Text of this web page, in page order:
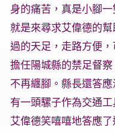
身的痛苦，真是小腳
就是來尋求艾偉德的
過的天足，走路方便
擔任陽城縣的禁足督
不再纏腳。縣長還答
有一頭騾子作為交通
艾偉德笑嘻嘻地答應了